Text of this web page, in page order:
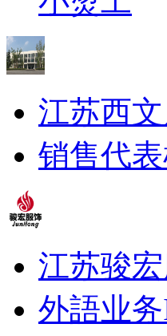
江苏西
销售代表
江苏骏
外語业务